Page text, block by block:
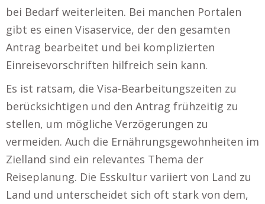
bei Bedarf weiterleiten. Bei manchen Portalen
gibt es einen Visaservice, der den gesamten
Antrag bearbeitet und bei komplizierten
Einreisevorschriften hilfreich sein kann.
Es ist ratsam, die Visa-Bearbeitungszeiten zu
berücksichtigen und den Antrag frühzeitig zu
stellen, um mögliche Verzögerungen zu
vermeiden. Auch die Ernährungsgewohnheiten im
Zielland sind ein relevantes Thema der
Reiseplanung. Die Esskultur variiert von Land zu
Land und unterscheidet sich oft stark von dem,